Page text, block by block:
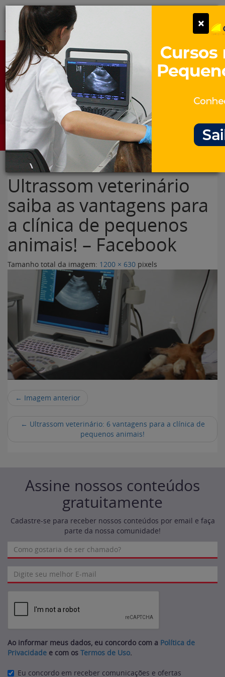
Pular
para
conteúdo
Portal para Profissionais Veterinários
Assine Gratuitamente
Categorias
Ultrassom veterinário
saiba as vantagens para
a clínica de pequenos
animais! – Facebook
Tamanho total da imagem: 1200 × 630 pixels
← Imagem anterior
← Ultrassom veterinário: 6 vantagens para a clínica de
pequenos animais!
Assine nossos conteúdos
gratuitamente
Cadastre-se para receber nossos conteúdos por email e faça
parte da nossa comunidade!
Ao informar meus dados, eu concordo com a Política de
Privacidade e com os Termos de Uso.
Eu concordo em receber comunicações e ofertas
×